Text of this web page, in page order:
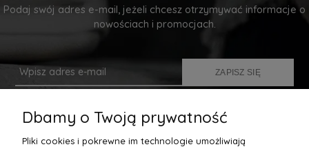
Podaj swój adres e-mail, jeżeli chcesz otrzymywać informacje o
nowościach i promocjach.
ZAPISZ SIĘ
Dbamy o Twoją prywatność
Pliki cookies i pokrewne im technologie umożliwiają